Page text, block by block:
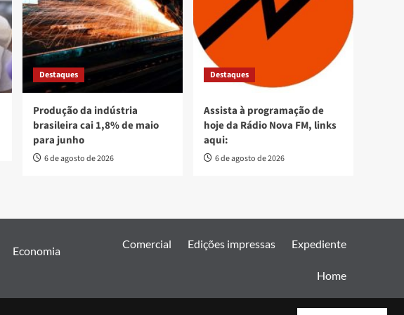
Destaques
Produção da indústria
brasileira cai 1,8% de maio
para junho
6 de agosto de 2026
Destaques
Assista à programação de
hoje da Rádio Nova FM, links
aqui:
6 de agosto de 2026
Economia
Comercial Edições impressas Expediente
Home